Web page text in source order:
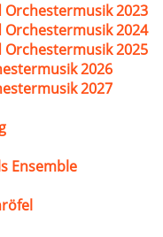
Orchestermusik 2023
Orchestermusik 2024
Orchestermusik 2025
2026
2027
Ensemble